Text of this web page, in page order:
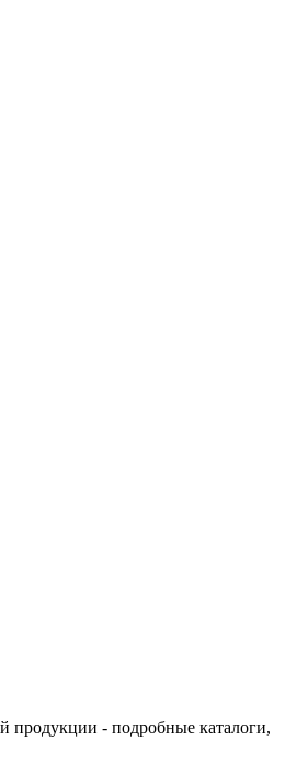
продукции - подробные каталоги,